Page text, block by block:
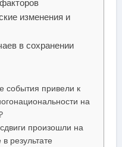
изменения и
в сохранении
события привели к
на
произошли на
результате